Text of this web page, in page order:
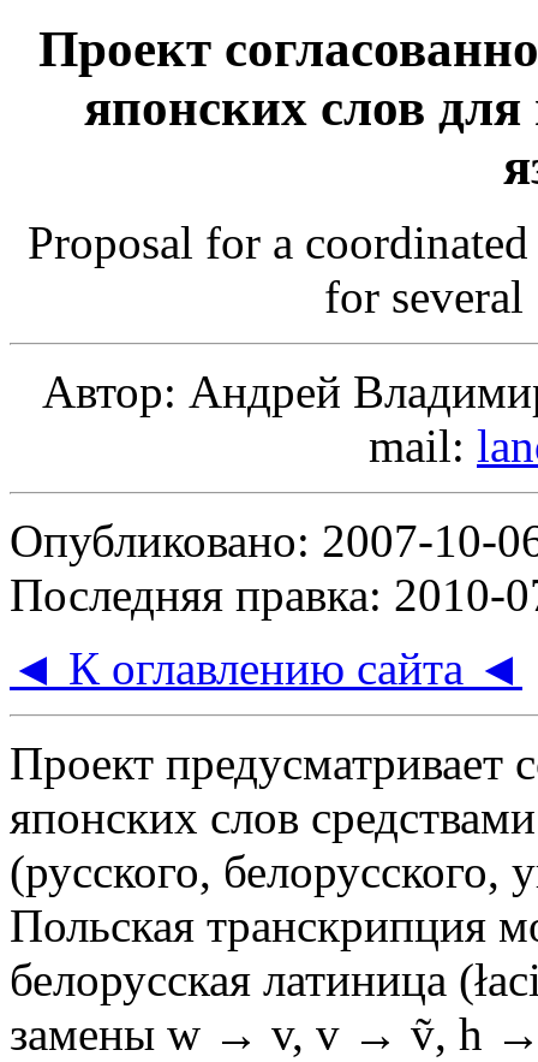
Проект
японских слов
Proposal for a
for several
Автор: Андрей
mail:
Опубликовано: 2007-10-
Последняя правка: 2010-
◄ К оглавлению сайта ◄
Проект предусматривает
японских слов
(русского, белорусского,
Польская транскрипция
белорусская латиница
замены w → v, v → ṽ, h